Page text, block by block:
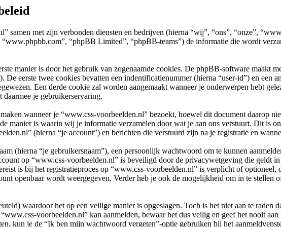
samen met zijn verbonden diensten en bedrijven (hierna “wij”, “ons”, “onze”,
“phpBB Limited”, “phpBB-teams”) de informatie die wordt
manier is door het gebruik van zogenaamde cookies. De phpBB-software maakt
eerste twee cookies bevatten een indentificatienummer (hierna “user-id”) en een
Een derde cookie zal worden aangemaakt wanneer je onderwerpen hebt
je gebruikerservaring.
wanneer je “www.css-voorbeelden.nl” bezoekt, hoewel dit document daarop
manier is waarin wij je informatie verzamelen door wat je aan ons verstuurt. Dit is
(hierna “je account”) en berichten die verstuurd zijn na je registratie en
(hierna “je gebruikersnaam”), een persoonlijk wachtwoord om te kunnen
op “www.css-voorbeelden.nl” is beveiligd door de privacywetgeving die geldt
is bij het registratieproces op “www.css-voorbeelden.nl” is verplicht of
openbaar wordt weergegeven. Verder heb je ook de mogelijkheid om in te stellen
waardoor het op een veilige manier is opgeslagen. Toch is het niet aan te raden
voorbeelden.nl” kan aanmelden, bewaar het dus veilig en geef het nooit
kun je de “Ik ben mijn wachtwoord vergeten”-optie gebruiken bij het